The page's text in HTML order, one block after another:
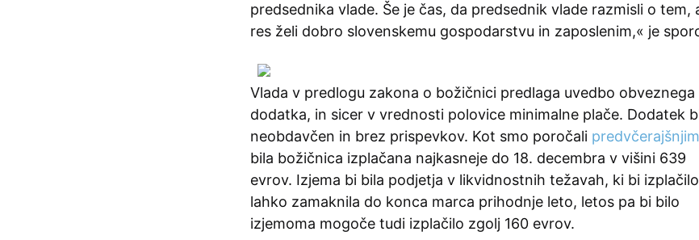
predsednika vlade. Še je čas, da predsednik vlade razmisli o tem,
res želi dobro slovenskemu gospodarstvu in zaposlenim,« je
Vlada v predlogu zakona o božičnici predlaga uvedbo obveznega
dodatka, in sicer v vrednosti polovice minimalne plače. Dodatek
neobdavčen in brez prispevkov. Kot smo poročali predvčerajšnjim
bila božičnica izplačana najkasneje do 18. decembra v višini 639
evrov. Izjema bi bila podjetja v likvidnostnih težavah, ki bi izplačilo
lahko zamaknila do konca marca prihodnje leto, letos pa bi bilo
izjemoma mogoče tudi izplačilo zgolj 160 evrov.